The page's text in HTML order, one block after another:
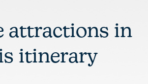
attractions in
itinerary